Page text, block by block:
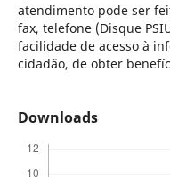
atendimento pode ser
fax, telefone (Disque
facilidade de acesso à
cidadão, de obter
Downloads